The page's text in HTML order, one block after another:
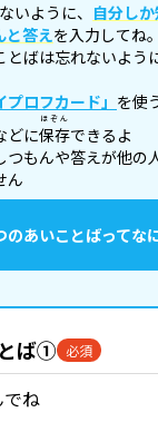
いように、 自分し
と答えを入力してね。
ばは忘れないよう
プロフカード」 を使
どに保存
ほぞん
できるよ
もんや答えが他の
ん
のあいことばってな
ば① 必須